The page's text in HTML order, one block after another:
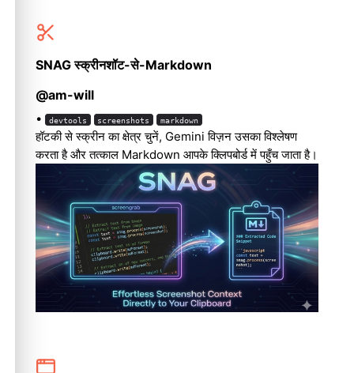
SNAG स्क्रीनशॉट-से-Markdown
@am-will
• devtools screenshots markdown
हॉटकी से स्क्रीन का क्षेत्र चुनें, Gemini विज़न उसका विश्लेषण
करता है और तत्काल Markdown आपके क्लिपबोर्ड में पहुँच जाता है।